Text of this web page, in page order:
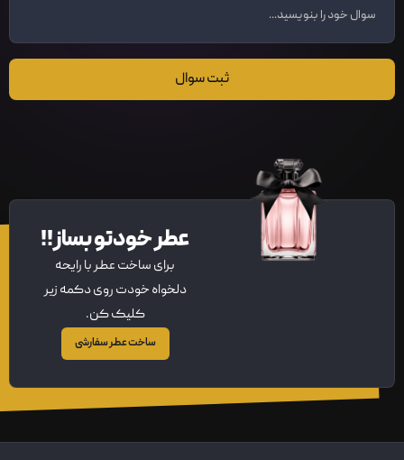
ثبت سوال
عطر خودتو بساز!!
برای ساخت عطر با رایحه
دلخواه خودت روی دکمه زیر
کلیک کن.
ساخت عطر سفارشی